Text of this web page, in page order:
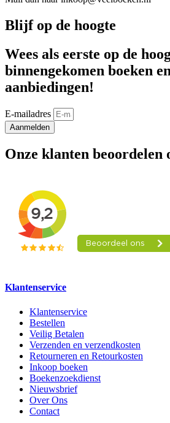
Blijf op de hoogte
Wees als eerste op de
binnengekomen boeken
aanbiedingen!
E-mailadres
Aanmelden
Onze klanten beoordelen
Klantenservice
Klantenservice
Bestellen
Veilig Betalen
Verzenden en verzendkosten
Retourneren en Retourkosten
Inkoop boeken
Boekenzoekdienst
Nieuwsbrief
Over Ons
Contact